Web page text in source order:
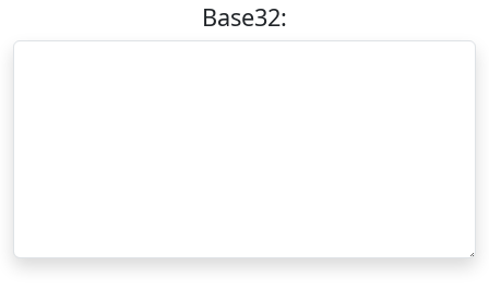
Base32: